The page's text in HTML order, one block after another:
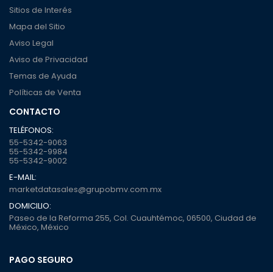
Sitios de Interés
Mapa del Sitio
Aviso Legal
Aviso de Privacidad
Temas de Ayuda
Políticas de Venta
CONTACTO
TELÉFONOS:
55-5342-9063
55-5342-9984
55-5342-9002
E-MAIL:
marketdatasales@grupobmv.com.mx
DOMICILIO:
Paseo de la Reforma 255, Col. Cuauhtémoc, 06500, Ciudad de
México, México
PAGO SEGURO